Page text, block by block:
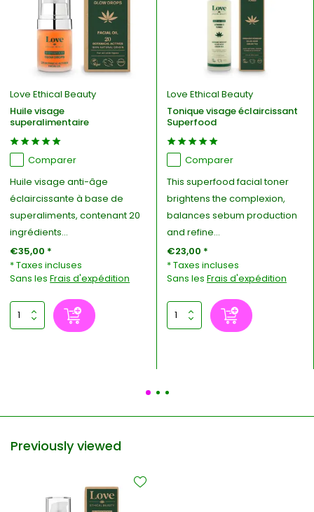
Love Ethical Beauty
Huile visage
superalimentaire
Comparer
Huile visage anti-âge
éclaircissante à base de
superaliments, contenant 20
ingrédients...
€35,00 *
* Taxes incluses
Sans lesFrais d'expédition
Love Ethical Beauty
Tonique visage éclaircissant
Superfood
Comparer
This superfood facial toner
brightens the complexion,
balances sebum production
and refine...
€23,00 *
* Taxes incluses
Sans les Frais d'expédition
Previously viewed